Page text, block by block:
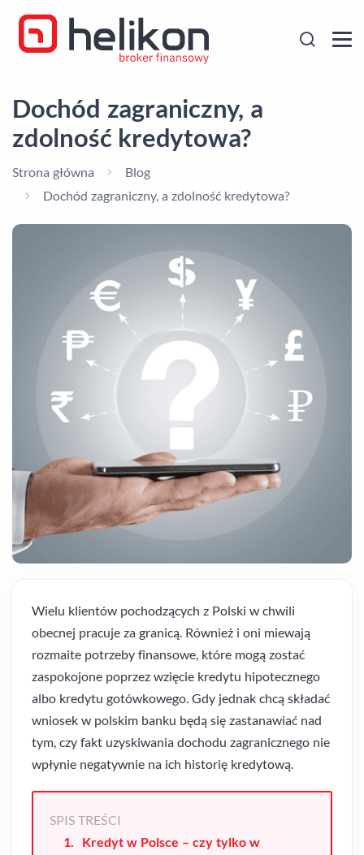
Dochód zagraniczny, a
zdolność kredytowa?
Strona główna
Blog
Dochód zagraniczny, a zdolność kredytowa?
Wielu klientów pochodzących z Polski w chwili
obecnej pracuje za granicą. Również i oni miewają
rozmaite potrzeby finansowe, które mogą zostać
zaspokojone poprzez wzięcie kredytu hipotecznego
albo kredytu gotówkowego. Gdy jednak chcą składać
wniosek w polskim banku będą się zastanawiać nad
tym, czy fakt uzyskiwania dochodu zagranicznego nie
wpłynie negatywnie na ich historię kredytową.
SPIS TREŚCI
Kredyt w Polsce – czy tylko w